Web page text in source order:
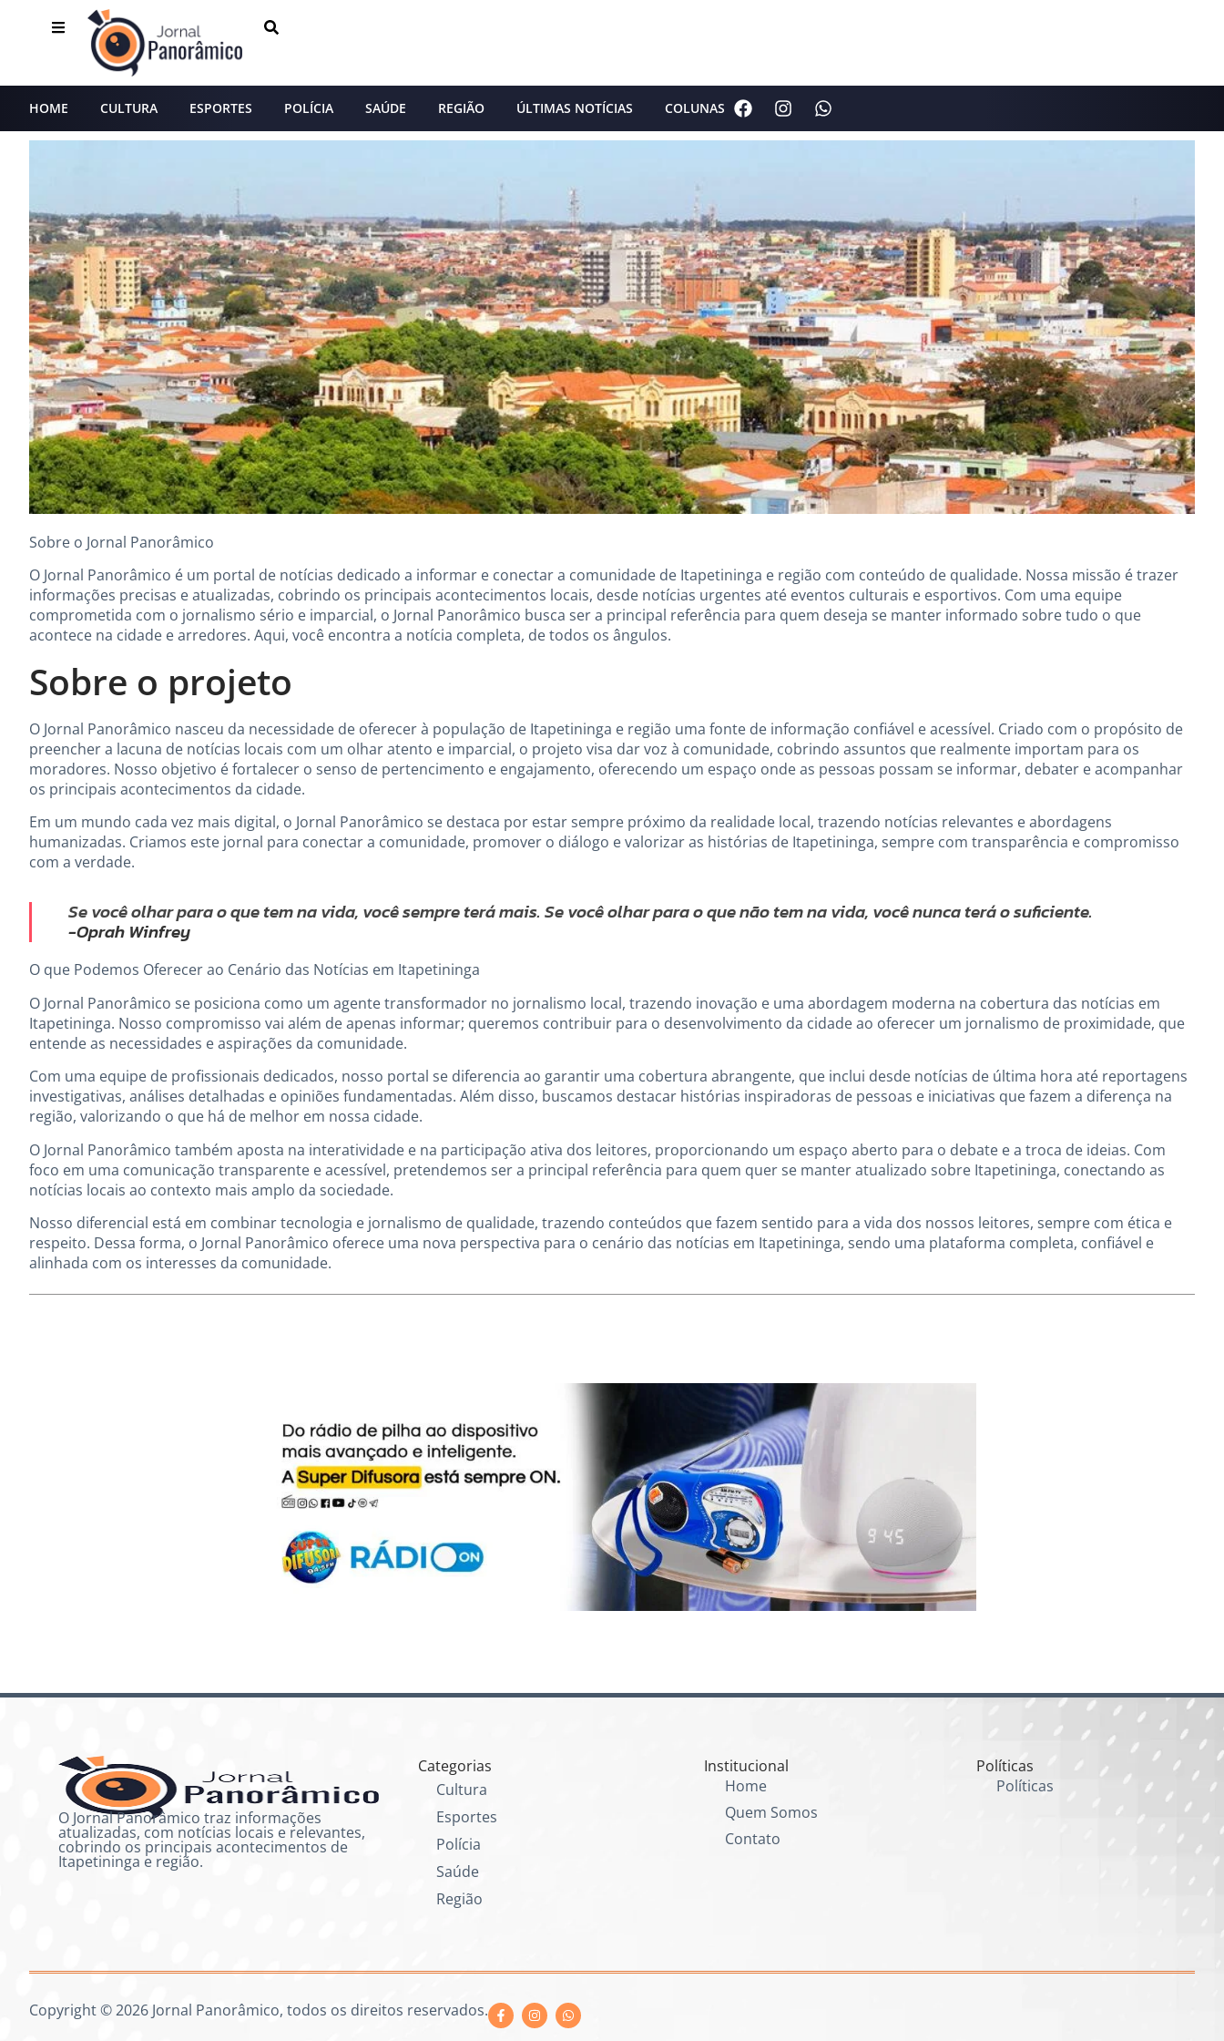
HOME CULTURA ESPORTES POLÍCIA SAÚDE REGIÃO ÚLTIMAS NOTÍCIAS COLUNAS
Sobre o Jornal Panorâmico
O Jornal Panorâmico é um portal de notícias dedicado a informar e conectar a comunidade de Itapetininga e região com conteúdo de qualidade. Nossa missão é trazer
informações precisas e atualizadas, cobrindo os principais acontecimentos locais, desde notícias urgentes até eventos culturais e esportivos. Com uma equipe
comprometida com o jornalismo sério e imparcial, o Jornal Panorâmico busca ser a principal referência para quem deseja se manter informado sobre tudo o que
acontece na cidade e arredores. Aqui, você encontra a notícia completa, de todos os ângulos.
Sobre o projeto
O Jornal Panorâmico nasceu da necessidade de oferecer à população de Itapetininga e região uma fonte de informação confiável e acessível. Criado com o propósito de
preencher a lacuna de notícias locais com um olhar atento e imparcial, o projeto visa dar voz à comunidade, cobrindo assuntos que realmente importam para os
moradores. Nosso objetivo é fortalecer o senso de pertencimento e engajamento, oferecendo um espaço onde as pessoas possam se informar, debater e acompanhar
os principais acontecimentos da cidade.
Em um mundo cada vez mais digital, o Jornal Panorâmico se destaca por estar sempre próximo da realidade local, trazendo notícias relevantes e abordagens
humanizadas. Criamos este jornal para conectar a comunidade, promover o diálogo e valorizar as histórias de Itapetininga, sempre com transparência e compromisso
com a verdade.
Se você olhar para o que tem na vida, você sempre terá mais. Se você olhar para o que não tem na vida, você nunca terá o suficiente.
-Oprah Winfrey
O que Podemos Oferecer ao Cenário das Notícias em Itapetininga
O Jornal Panorâmico se posiciona como um agente transformador no jornalismo local, trazendo inovação e uma abordagem moderna na cobertura das notícias em
Itapetininga. Nosso compromisso vai além de apenas informar; queremos contribuir para o desenvolvimento da cidade ao oferecer um jornalismo de proximidade, que
entende as necessidades e aspirações da comunidade.
Com uma equipe de profissionais dedicados, nosso portal se diferencia ao garantir uma cobertura abrangente, que inclui desde notícias de última hora até reportagens
investigativas, análises detalhadas e opiniões fundamentadas. Além disso, buscamos destacar histórias inspiradoras de pessoas e iniciativas que fazem a diferença na
região, valorizando o que há de melhor em nossa cidade.
O Jornal Panorâmico também aposta na interatividade e na participação ativa dos leitores, proporcionando um espaço aberto para o debate e a troca de ideias. Com
foco em uma comunicação transparente e acessível, pretendemos ser a principal referência para quem quer se manter atualizado sobre Itapetininga, conectando as
notícias locais ao contexto mais amplo da sociedade.
Nosso diferencial está em combinar tecnologia e jornalismo de qualidade, trazendo conteúdos que fazem sentido para a vida dos nossos leitores, sempre com ética e
respeito. Dessa forma, o Jornal Panorâmico oferece uma nova perspectiva para o cenário das notícias em Itapetininga, sendo uma plataforma completa, confiável e
alinhada com os interesses da comunidade.
O Jornal Panorâmico traz informações
atualizadas, com notícias locais e relevantes,
cobrindo os principais acontecimentos de
Itapetininga e região.
Categorias
Cultura
Esportes
Polícia
Saúde
Região
Institucional
Home
Quem Somos
Contato
Políticas
Políticas
Copyright © 2026 Jornal Panorâmico, todos os direitos reservados.